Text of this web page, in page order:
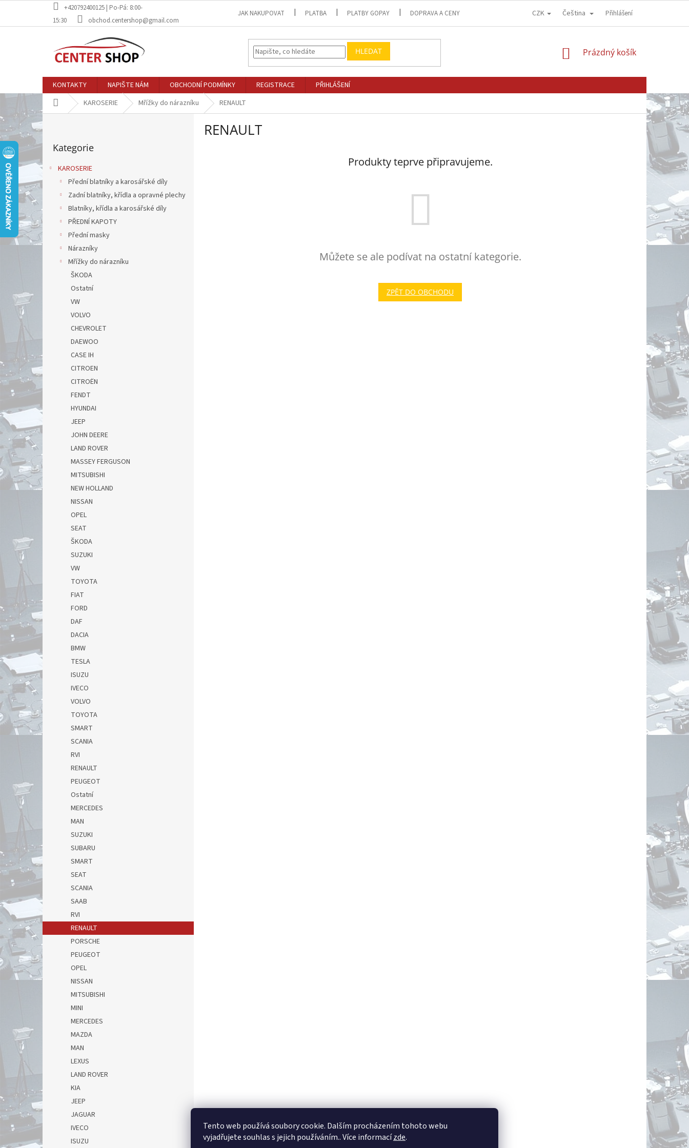
Tento web používá soubory cookie. Dalším procházením tohoto webu
vyjadřujete souhlas s jejich používáním.. Více informacízde.
obsah
+420792400125 | Po-Pá: 8:00-
15:30
obchod.centershop@gmail.com
JAK NAKUPOVAT PLATBA PLATBY GOPAY DOPRAVA A CENY OBCHODNÍ PODMÍNKY GDPR - OCHRANA OSOBNÍCH ÚDAJŮ
CZK Čeština Přihlášení
HLEDAT
NÁKUPNÍ
Prázdný košík
KONTAKTY NAPIŠTE NÁM OBCHODNÍ PODMÍNKY REGISTRACE
PŘIHLÁŠENÍ
Domů KAROSERIE Mřížky do nárazníku RENAULT
P
o
s
r
n
í
p
a
n
kategorie
Kategorie
KAROSERIE
Přední blatníky a karosářské díly
Zadní blatníky, křídla a opravné plechy
Blatníky, křídla a karosářské díly
PŘEDNÍ KAPOTY
Přední masky
Nárazníky
Mřížky do nárazníku
ŠKODA
Ostatní
VW
VOLVO
CHEVROLET
DAEWOO
CASE IH
CITROEN
CITROËN
FENDT
HYUNDAI
JEEP
JOHN DEERE
LAND ROVER
MASSEY FERGUSON
MITSUBISHI
NEW HOLLAND
NISSAN
OPEL
SEAT
ŠKODA
SUZUKI
VW
TOYOTA
FIAT
FORD
DAF
DACIA
BMW
TESLA
ISUZU
IVECO
VOLVO
TOYOTA
SMART
SCANIA
RVI
RENAULT
PEUGEOT
Ostatní
MERCEDES
MAN
SUZUKI
SUBARU
SMART
SEAT
SCANIA
SAAB
RVI
RENAULT
PORSCHE
PEUGEOT
OPEL
NISSAN
MITSUBISHI
MINI
MERCEDES
MAZDA
MAN
LEXUS
LAND ROVER
KIA
JEEP
JAGUAR
IVECO
ISUZU
RENAULT
Produkty teprve připravujeme.
Můžete se ale podívat na ostatní kategorie.
ZPĚT DO OBCHODU